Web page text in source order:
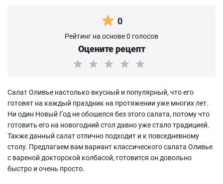
0
Рейтинг на основе 0 голосов
Оцените рецепт
Салат Оливье настолько вкусный и популярный, что его
готовят на каждый праздник на протяжении уже многих лет.
Ни один Новый Год не обошелся без этого салата, потому что
готовить его на новогодний стол давно уже стало традицией.
Также данный салат отлично подходит и к повседневному
столу. Предлагаем вам вариант классического салата Оливье
с вареной докторской колбасой, готовится он довольно
быстро и очень просто.